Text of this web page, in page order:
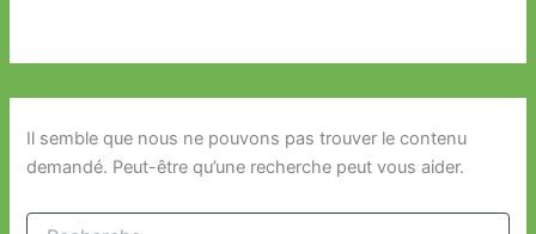
Il semble que nous ne pouvons pas trouver le contenu
demandé. Peut-être qu’une recherche peut vous aider.
Rechercher :